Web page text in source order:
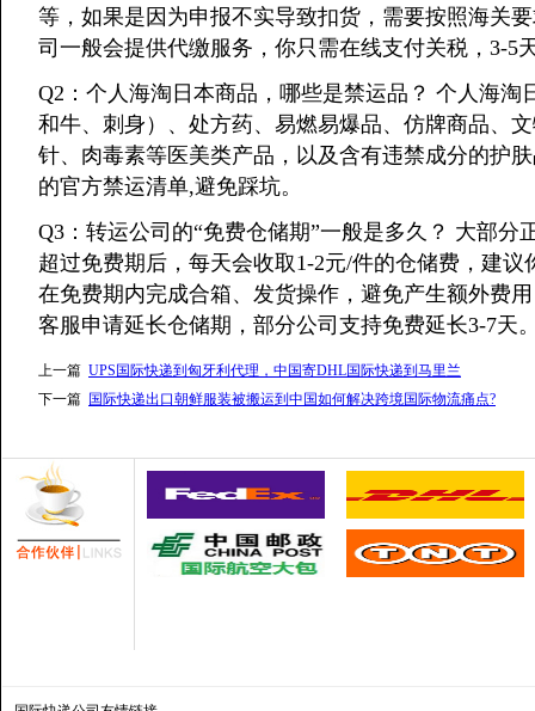
等，如果是因为申报不实导致扣货，需要按照海关
司一般会提供代缴服务，你只需在线支付关税，3-5
Q2：个人海淘日本商品，哪些是禁运品？ 个人海
和牛、刺身）、处方药、易燃易爆品、仿牌商品、
针、肉毒素等医美类产品，以及含有违禁成分的护
的官方禁运清单,避免踩坑。
Q3：转运公司的“免费仓储期”一般是多久？ 大部分
超过免费期后，每天会收取1-2元/件的仓储费，建
在免费期内完成合箱、发货操作，避免产生额外费
客服申请延长仓储期，部分公司支持免费延长3-7天
上一篇 UPS国际快递到匈牙利代理，中国寄DHL国际快递到马里兰
下一篇 国际快递出口朝鲜服装被搬运到中国如何解决跨境国际物流痛点?